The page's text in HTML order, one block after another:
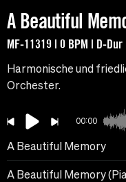
A Beautiful
MF-11319 | 0 BPM | D-Dur
Harmonische und
Orchester.
00:00
A Beautiful Memory
A Beautiful Memory